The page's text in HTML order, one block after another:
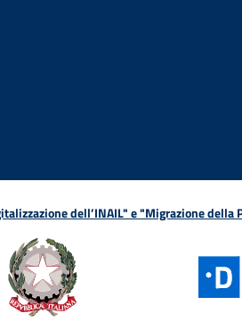
dell’INAIL" e "Migrazione della